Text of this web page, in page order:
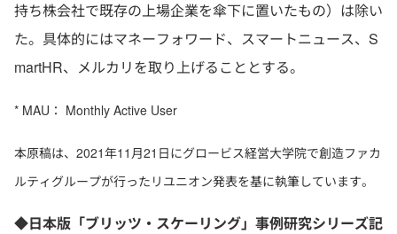
持ち株会社で既存の上場企業を傘下に置いたもの）は除い
た。具体的にはマネーフォワード、スマートニュース、S
martHR、メルカリを取り上げることとする。
* MAU： Monthly Active User
本原稿は、2021年11月21日にグロービス経営大学院で創造ファカ
ルティグループが行ったリユニオン発表を基に執筆しています。
◆日本版「ブリッツ・スケーリング」事例研究シリーズ記